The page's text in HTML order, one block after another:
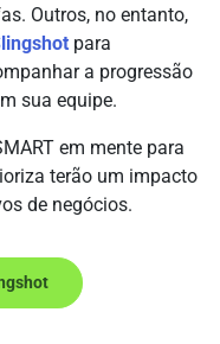
Outros, no entanto,
para
a progressão
sua equipe.
em mente para
terão um impacto
de negócios.